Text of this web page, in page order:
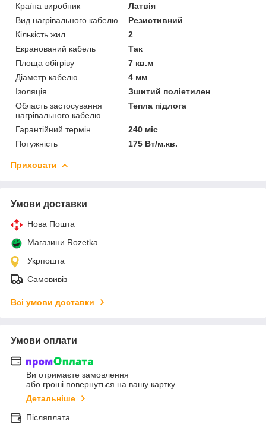
Країна виробник
Латвія
Вид нагрівального кабелю
Резистивний
Кількість жил
2
Екранований кабель
Так
Площа обігріву
7 кв.м
Діаметр кабелю
4 мм
Ізоляція
Зшитий поліетилен
Область застосування
нагрівального кабелю
Тепла підлога
Гарантійний термін
240 міс
Потужність
175 Вт/м.кв.
Приховати
Умови доставки
Нова Пошта
Магазини Rozetka
Укрпошта
Самовивіз
Всі умови доставки
Умови оплати
Ви отримаєте замовлення
або гроші повернуться на вашу картку
Детальніше
Післяплата